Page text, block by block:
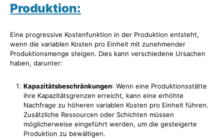
Produktion:
Eine progressive Kostenfunktion in der Produktion entsteht,
wenn die variablen Kosten pro Einheit mit zunehmender
Produktionsmenge steigen. Dies kann verschiedene Ursachen
haben, darunter:
Kapazitätsbeschränkungen: Wenn eine Produktionsstätte
ihre Kapazitätsgrenzen erreicht, kann eine erhöhte
Nachfrage zu höheren variablen Kosten pro Einheit führen.
Zusätzliche Ressourcen oder Schichten müssen
möglicherweise eingeführt werden, um die gesteigerte
Produktion zu bewältigen.